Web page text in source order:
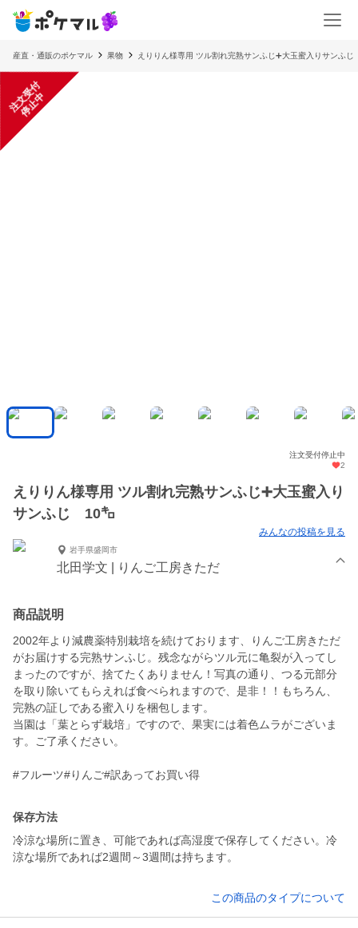
産直・通販のポケマル 果物 えりりん様専用 ツル割れ完熟サンふじ➕大玉蜜入りサンふ
注
文
受
付
停
止
中
注文受付停止中
2
えりりん様専用 ツル割れ完熟サンふじ➕大玉蜜入り
サンふじ 10㌔
みんなの投稿を見る
岩手県盛岡市
北田学文 | りんご工房きただ
商品説明
2002年より減農薬特別栽培を続けております、りんご工房きただ
がお届けする完熟サンふじ。残念ながらツル元に亀裂が入ってし
まったのですが、捨てたくありません！写真の通り、つる元部分
を取り除いてもらえれば食べられますので、是非！！もちろん、
完熟の証しである蜜入りを梱包します。
当園は「葉とらず栽培」ですので、果実には着色ムラがございま
す。ご了承ください。
#フルーツ#りんご#訳あってお買い得
保存方法
冷涼な場所に置き、可能であれば高湿度で保存してください。冷
涼な場所であれば2週間～3週間は持ちます。
この商品のタイプについて